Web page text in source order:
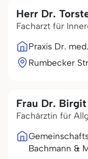
Herr Dr.
Facharzt für
Praxis Dr.
Rumbecker
Frau Dr.
Fachärztin für
Bachmann &